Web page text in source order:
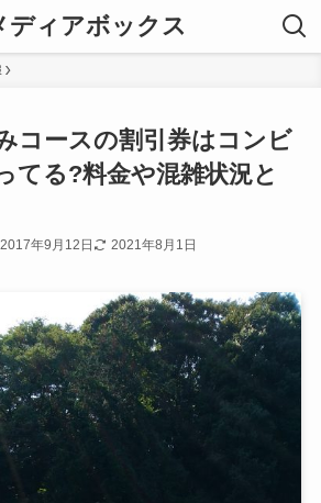
ディアボックス
コースの割引券はコンビ
てる?料金や混雑状況と
2017年9月12日 2021年8月1日